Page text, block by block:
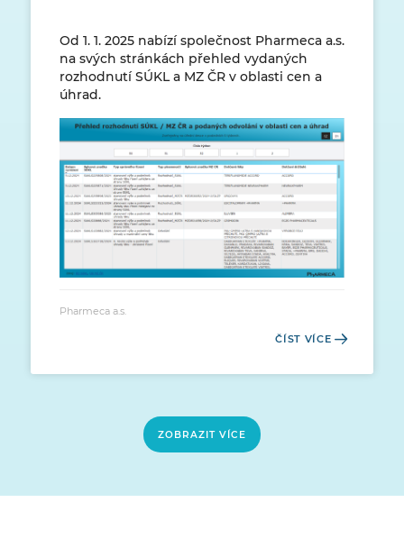
Od 1. 1. 2025 nabízí společnost Pharmeca a.s.
na svých stránkách přehled vydaných
rozhodnutí SÚKL a MZ ČR v oblasti cen a
úhrad.
Pharmeca a.s.
ČÍST VÍCE
ZOBRAZIT VÍCE